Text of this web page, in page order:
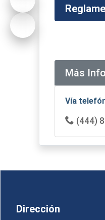
Más
Vía
(444)
Dirección